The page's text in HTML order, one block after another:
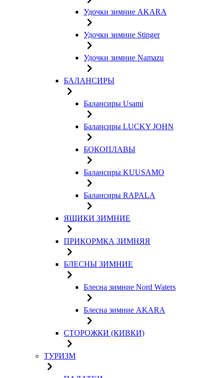
Удочки зимние AKARA
Удочки зимние Stinger
Удочки зимние Namazu
БАЛАНСИРЫ
Балансиры Usami
Балансиры LUCKY JOHN
БОКОПЛАВЫ
Балансиры KUUSAMO
Балансиры RAPALA
ЯЩИКИ ЗИМНИЕ
ПРИКОРМКА ЗИМНЯЯ
БЛЕСНЫ ЗИМНИЕ
Блесна зимние Nord Waters
Блесна зимние AKARA
СТОРОЖКИ (КИВКИ)
ТУРИЗМ